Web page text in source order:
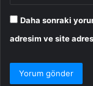
Daha sonraki
adresim ve site